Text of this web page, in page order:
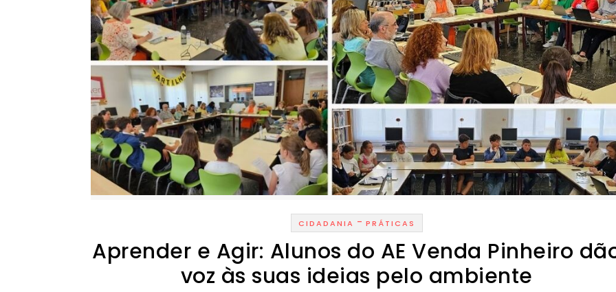
CIDADANIA - PRÁTICAS
Aprender e Agir: Alunos do AE Venda Pinheiro
voz às suas ideias pelo ambiente